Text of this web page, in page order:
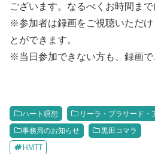
ございます。なるべくお時間まで
※参加者は録画をご視聴いただけ
とができます。
※当日参加できない方も、録画で
ハート瞑想 リーラ・プラサード・
事務局のお知らせ 黒田コマラ
HMTT